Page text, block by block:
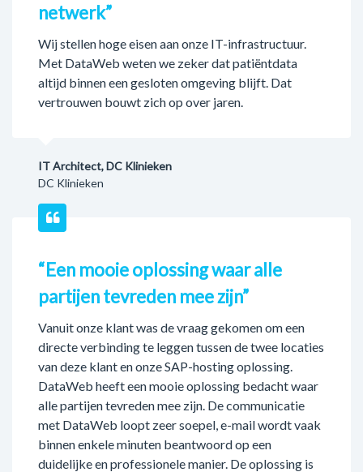
netwerk”
Wij stellen hoge eisen aan onze IT-infrastructuur.
Met DataWeb weten we zeker dat patiëntdata
altijd binnen een gesloten omgeving blijft. Dat
vertrouwen bouwt zich op over jaren.
IT Architect, DC Klinieken
DC Klinieken
“Een mooie oplossing waar alle
partijen tevreden mee zijn”
Vanuit onze klant was de vraag gekomen om een
directe verbinding te leggen tussen de twee locaties
van deze klant en onze SAP-hosting oplossing.
DataWeb heeft een mooie oplossing bedacht waar
alle partijen tevreden mee zijn. De communicatie
met DataWeb loopt zeer soepel, e-mail wordt vaak
binnen enkele minuten beantwoord op een
duidelijke en professionele manier. De oplossing is